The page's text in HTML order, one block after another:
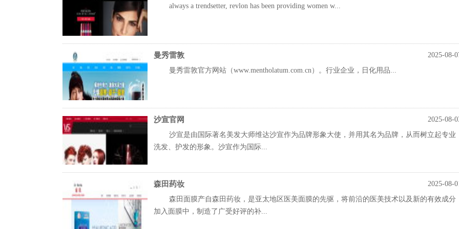
always a trendsetter, revlon has been providing women w...
曼秀雷敦
2025-08-
曼秀雷敦官方网站（www.mentholatum.com.cn）。行业企业，日化用品...
沙宣官网
2025-08-
沙宣是由国际著名美发大师维达沙宣作为品牌形象大使，并用其名为品牌，从而树立起专业
洗发、护发的形象。沙宣作为国际...
森田药妆
2025-08-
森田面膜产自森田药妆，是亚太地区医美面膜的先驱，将前沿的医美技术以及新的有效成分
加入面膜中，制造了广受好评的补...